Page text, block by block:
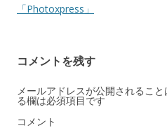
稿
ゲ
ー
シ
「Photoxpress」
コメントを残す
メールアドレスが公開されること
る欄は必須項目です
コメント